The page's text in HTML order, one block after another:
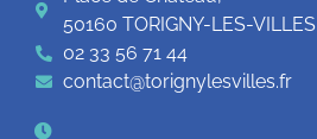
50160 TORIGNY-LES-VILLES
02 33 56 71 44
contact@torignylesvilles.fr